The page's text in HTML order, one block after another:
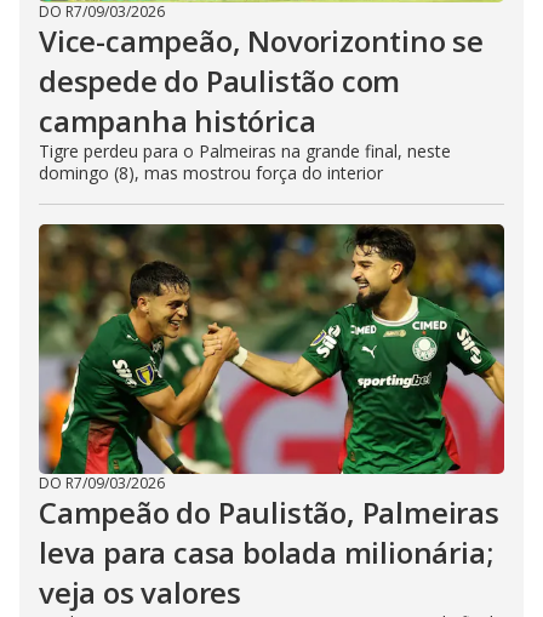
DO R7/09/03/2026
Vice-campeão, Novorizontino se
despede do Paulistão com
campanha histórica
Tigre perdeu para o Palmeiras na grande final, neste
domingo (8), mas mostrou força do interior
DO R7/09/03/2026
Campeão do Paulistão, Palmeiras
leva para casa bolada milionária;
veja os valores